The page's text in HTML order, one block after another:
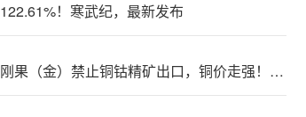
122.61%！寒武纪，最新发布
刚果（金）禁止铜钴精矿出口，铜价走强！多家公司最新回应